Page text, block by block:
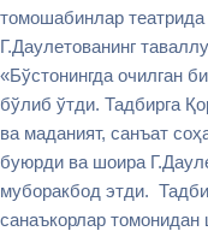
томошабинлар
Г.Даулетованинг
«Бўстонингда очилган
бўлиб ўтди. Тадбирга
ва маданият, санъат
буюрди ва шоира
муборакбод этди.
санаъкорлар